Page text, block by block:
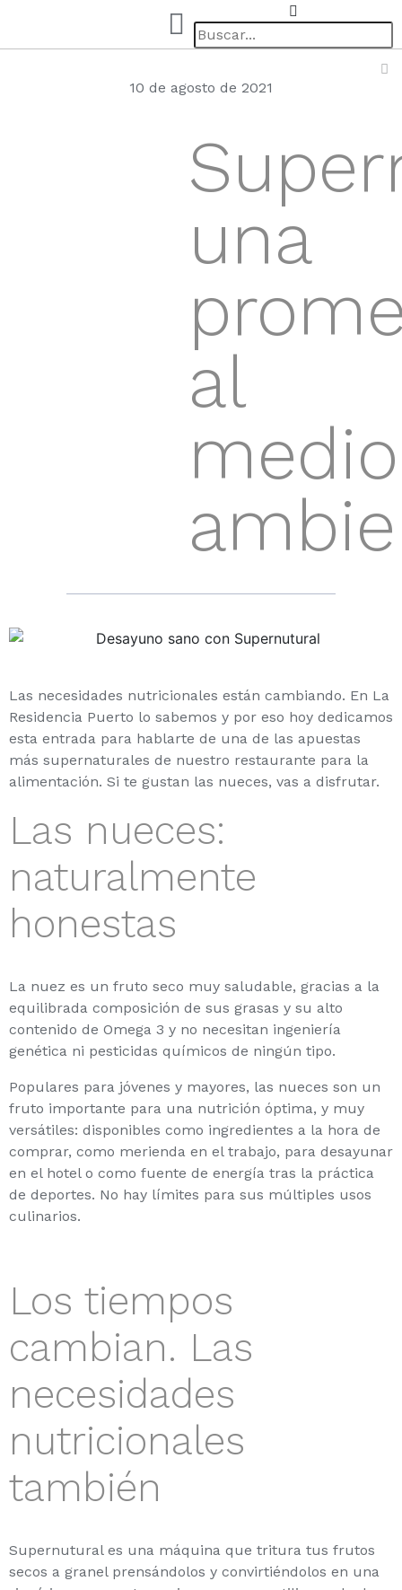
10 de agosto de 2021
una
al
medio
Las necesidades nutricionales están cambiando. En La
Residencia Puerto lo sabemos y por eso hoy dedicamos
esta entrada para hablarte de una de las apuestas
más supernaturales de nuestro restaurante para la
alimentación. Si te gustan las nueces, vas a disfrutar.
Las nueces:
naturalmente
honestas
La nuez es un fruto seco muy saludable, gracias a la
equilibrada composición de sus grasas y su alto
contenido de Omega 3 y no necesitan ingeniería
genética ni pesticidas químicos de ningún tipo.
Populares para jóvenes y mayores, las nueces son un
fruto importante para una nutrición óptima, y muy
versátiles: disponibles como ingredientes a la hora de
comprar, como merienda en el trabajo, para desayunar
en el hotel o como fuente de energía tras la práctica
de deportes. No hay límites para sus múltiples usos
culinarios.
Los tiempos
cambian. Las
necesidades
nutricionales
también
Supernutural es una máquina que tritura tus frutos
secos a granel prensándolos y convirtiéndolos en una